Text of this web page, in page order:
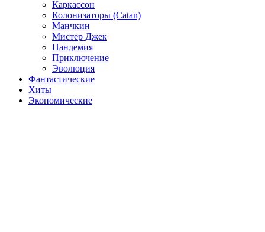
Каркассон
Колонизаторы (Catan)
Манчкин
Мистер Джек
Пандемия
Приключение
Эволюция
Фантастические
Хиты
Экономические